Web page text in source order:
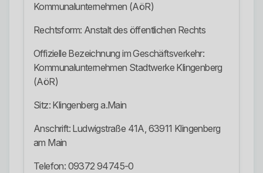
Kommunalunternehmen (AöR)
Rechtsform: Anstalt des öffentlichen Rechts
Offizielle Bezeichnung im Geschäftsverkehr:
Kommunalunternehmen Stadtwerke Klingenberg
(AöR)
Sitz: Klingenberg a.Main
Anschrift: Ludwigstraße 41A, 63911 Klingenberg
am Main
Telefon: 09372 94745-0